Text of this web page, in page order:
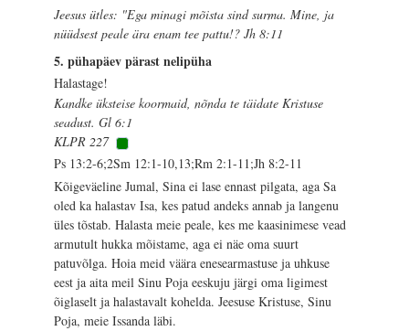
Jeesus ütles: "Ega minagi mõista sind surma. Mine, ja
nüüdsest peale ära enam tee pattu!? Jh 8:11
5. pühapäev pärast nelipüha
Halastage!
Kandke üksteise koormaid, nõnda te täidate Kristuse
seadust. Gl 6:1
KLPR 227
Ps 13:2-6;2Sm 12:1-10,13;Rm 2:1-11;Jh 8:2-11
Kõigeväeline Jumal, Sina ei lase ennast pilgata, aga Sa
oled ka halastav Isa, kes patud andeks annab ja langenu
üles tõstab. Halasta meie peale, kes me kaasinimese vead
armutult hukka mõistame, aga ei näe oma suurt
patuvõlga. Hoia meid väära enesearmastuse ja uhkuse
eest ja aita meil Sinu Poja eeskuju järgi oma ligimest
õiglaselt ja halastavalt kohelda. Jeesuse Kristuse, Sinu
Poja, meie Issanda läbi.